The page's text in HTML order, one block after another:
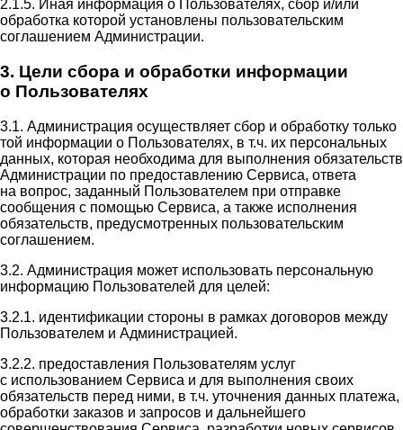
2.1.5. Иная информация о Пользователях, сбор и/или
обработка которой установлены пользовательским
соглашением Администрации.
3. Цели сбора и обработки информации
о Пользователях
3.1. Администрация осуществляет сбор и обработку только
той информации о Пользователях, в т.ч. их персональных
данных, которая необходима для выполнения обязательств
Администрации по предоставлению Сервиса, ответа
на вопрос, заданный Пользователем при отправке
сообщения с помощью Сервиса, а также исполнения
обязательств, предусмотренных пользовательским
соглашением.
3.2. Администрация может использовать персональную
информацию Пользователей для целей:
3.2.1. идентификации стороны в рамках договоров между
Пользователем и Администрацией.
3.2.2. предоставления Пользователям услуг
с использованием Сервиса и для выполнения своих
обязательств перед ними, в т.ч. уточнения данных платежа,
обработки заказов и запросов и дальнейшего